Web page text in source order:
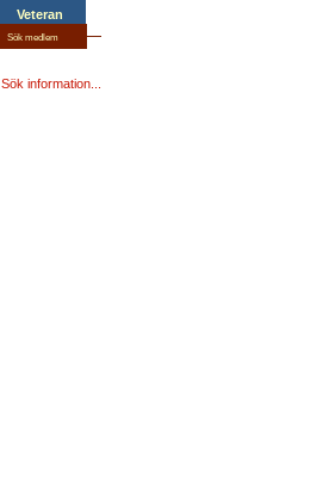
Veteran
Sök medlem
Sök information...